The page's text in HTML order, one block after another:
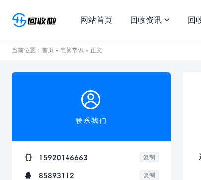
网站首页 回收资讯  回
当前位置： 首页 » 电脑常识 » 正文

联系我们
 15920146663 复制
 85893112 复制